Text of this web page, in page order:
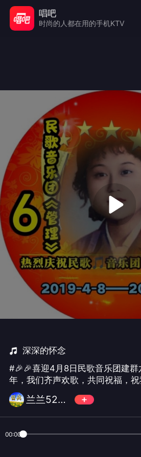
深深的怀念
#🎉🎉喜迎4月8日民歌音乐团建群
年，我们齐声欢歌，共同祝福，祝
温暖有爱渡春夏，蓬勃发展踏新程
各位家人快乐健康，平安幸福把歌
🎂🎊🎊🍎🍎🎉🎉
兰兰5208888
00:00
唱吧
时尚的人都在用的手机KTV